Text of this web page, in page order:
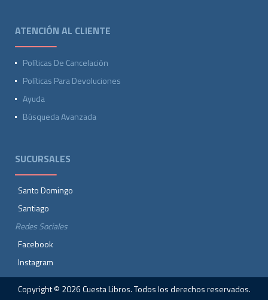
ATENCIÓN AL CLIENTE
Políticas De Cancelación
Políticas Para Devoluciones
Ayuda
Búsqueda Avanzada
SUCURSALES
Santo Domingo
Santiago
Redes Sociales
Facebook
Instagram
Copyright © 2026 Cuesta Libros. Todos los derechos reservados.